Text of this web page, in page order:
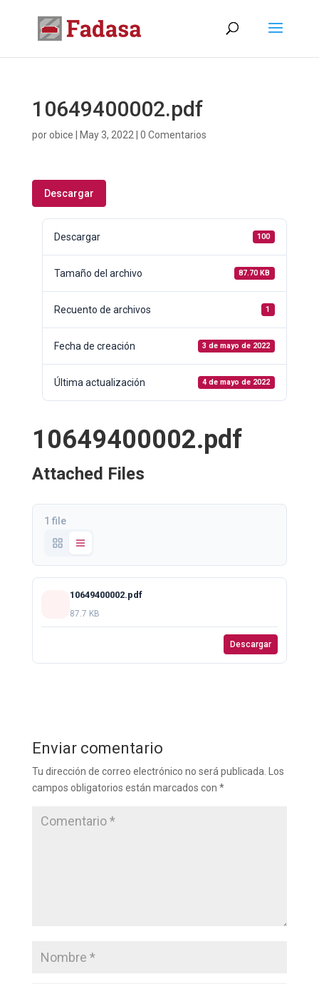
10649400002.pdf
porobice May 3, 2022 0 Comentarios
Descargar
Descargar 100
Tamaño del archivo 87.70 KB
Recuento de archivos 1
Fecha de creación 3 de mayo de 2022
Última actualización 4 de mayo de 2022
10649400002.pdf
Attached Files
1 file
10649400002.pdf
87.7 KB
Descargar
Enviar comentario
Tu dirección de correo electrónico no será publicada.
Los
campos obligatorios están marcados con *